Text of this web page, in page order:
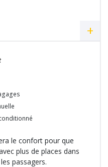
+
le confort pour que
plus de places dans
passagers.